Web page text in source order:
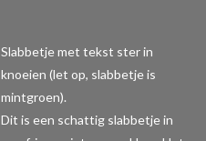
Slabbetje met tekst ster in
knoeien (let op, slabbetje is
mintgroen).
Dit is een schattig slabbetje in